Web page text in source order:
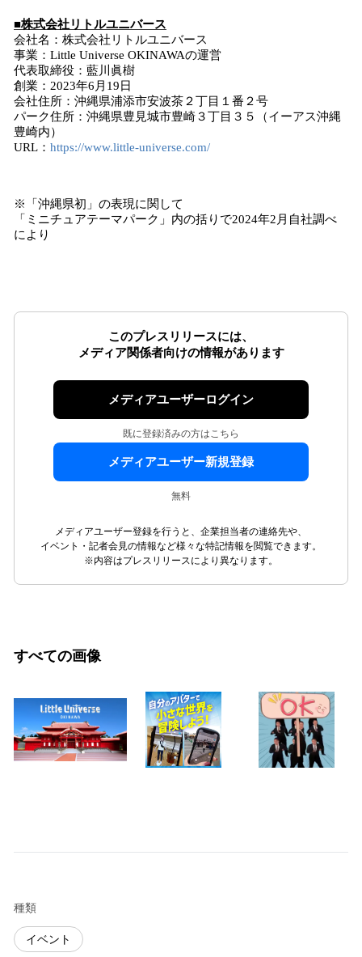
■株式会社リトルユニバース
会社名：株式会社リトルユニバース
事業：Little Universe OKINAWAの運営
代表取締役：藍川眞樹
創業：2023年6月19日
会社住所：沖縄県浦添市安波茶２丁目１番２号
パーク住所：沖縄県豊見城市豊崎３丁目３５（イーアス沖縄
豊崎内）
URL： https://www.little-universe.com/
※「沖縄県初」の表現に関して
「ミニチュアテーマパーク」内の括りで2024年2月自社調べ
により
このプレスリリースには、
メディア関係者向けの情報があります
メディアユーザーログイン
既に登録済みの方はこちら
メディアユーザー新規登録
無料
メディアユーザー登録を行うと、企業担当者の連絡先や、
イベント・記者会見の情報など様々な特記情報を閲覧できます。
※内容はプレスリリースにより異なります。
すべての画像
種類
イベント